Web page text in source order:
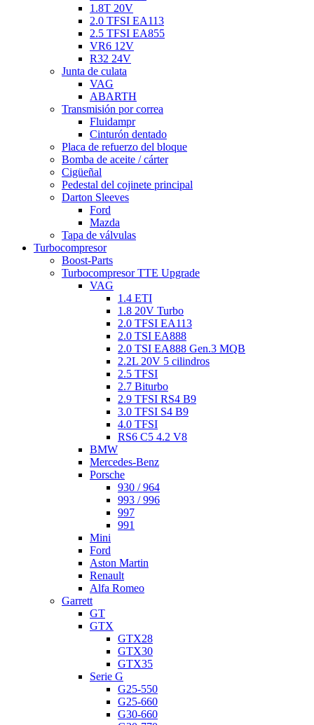
1.8T 20V
2.0 TFSI EA113
2.5 TFSI EA855
VR6 12V
R32 24V
Junta de culata
VAG
ABARTH
Transmisión por correa
Fluidampr
Cinturón dentado
Placa de refuerzo del bloque
Bomba de aceite / cárter
Cigüeñal
Pedestal del cojinete principal
Darton Sleeves
Ford
Mazda
Tapa de válvulas
Turbocompresor
Boost-Parts
Turbocompresor TTE Upgrade
VAG
1.4 ETI
1.8 20V Turbo
2.0 TFSI EA113
2.0 TSI EA888
2.0 TSI EA888 Gen.3 MQB
2.2L 20V 5 cilindros
2.5 TFSI
2.7 Biturbo
2.9 TFSI RS4 B9
3.0 TFSI S4 B9
4.0 TFSI
RS6 C5 4.2 V8
BMW
Mercedes-Benz
Porsche
930 / 964
993 / 996
997
991
Mini
Ford
Aston Martin
Renault
Alfa Romeo
Garrett
GT
GTX
GTX28
GTX30
GTX35
Serie G
G25-550
G25-660
G30-660